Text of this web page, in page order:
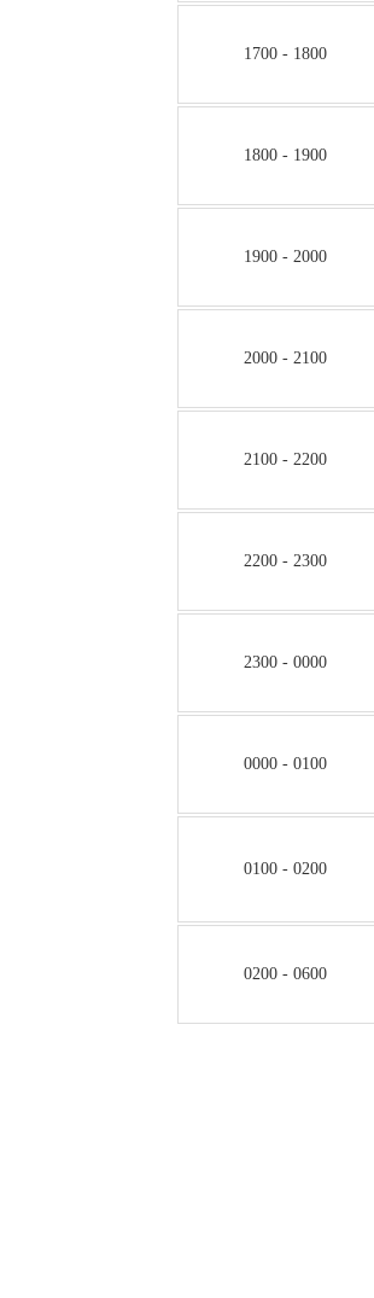
1700 - 1800
1800 - 1900
1900 - 2000
2000 - 2100
2100 - 2200
2200 - 2300
2300 - 0000
0000 - 0100
0100 - 0200
0200 - 0600